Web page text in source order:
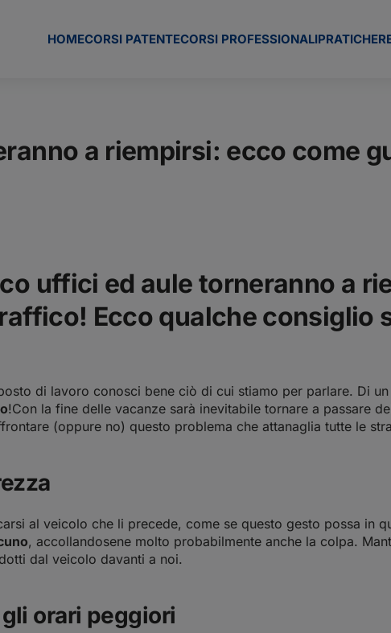
HOMECORSI PATENTECORSI PROFESSIONALIPRATICHE
a riempirsi: ecco come
uffici ed aule torneranno a
Ecco qualche consiglio
di lavoro conosci bene ciò di cui stiamo per parlare. Di
!Con la fine delle vacanze sarà inevitabile tornare a passare
(oppure no) questo problema che attanaglia tutte le
al veicolo che li precede, come se questo gesto possa in
, accollandosene molto probabilmente anche la colpa.
dal veicolo davanti a noi.
orari peggiori